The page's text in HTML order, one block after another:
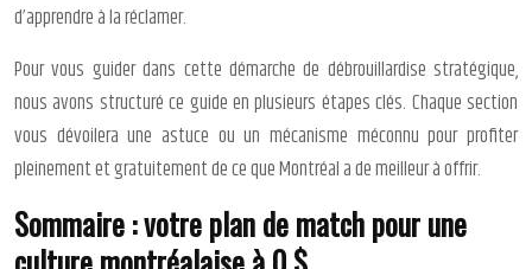
d’apprendre à la réclamer.
Pour vous guider dans cette démarche de débrouillardise stratégique,
nous avons structuré ce guide en plusieurs étapes clés. Chaque section
vous dévoilera une astuce ou un mécanisme méconnu pour profiter
pleinement et gratuitement de ce que Montréal a de meilleur à offrir.
Sommaire : votre plan de match pour une